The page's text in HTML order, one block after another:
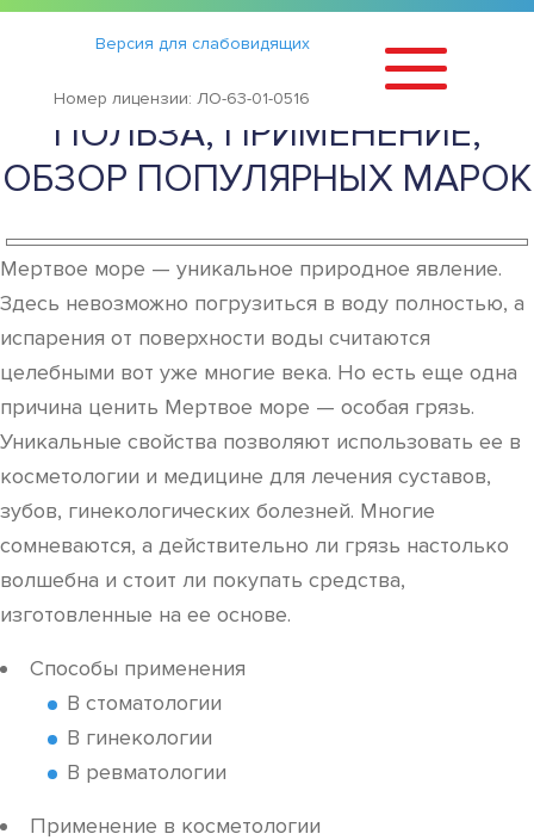
Версия для слабовидящих
Номер лицензии: ЛО-63-01-0516
Статьи ›
ГРЯЗЬ МЕРТВОГО МОРЯ:
ПОЛЬЗА, ПРИМЕНЕНИЕ,
ОБЗОР ПОПУЛЯРНЫХ МАРОК
Мертвое море — уникальное природное явление.
Здесь невозможно погрузиться в воду полностью, а
испарения от поверхности воды считаются
целебными вот уже многие века. Но есть еще одна
причина ценить Мертвое море — особая грязь.
Уникальные свойства позволяют использовать ее в
косметологии и медицине для лечения суставов,
зубов, гинекологических болезней. Многие
сомневаются, а действительно ли грязь настолько
волшебна и стоит ли покупать средства,
изготовленные на ее основе.
Способы применения
В стоматологии
В гинекологии
В ревматологии
Применение в косметологии